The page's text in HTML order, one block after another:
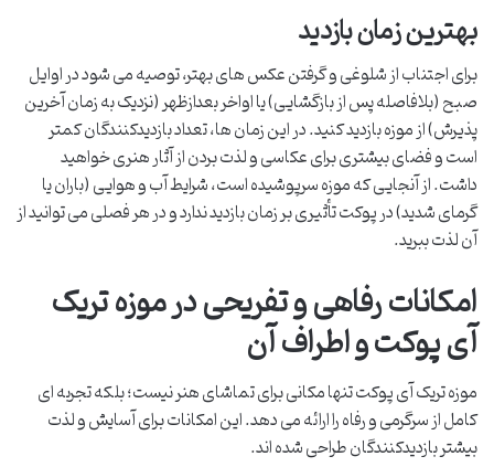
بهترین زمان بازدید
برای اجتناب از شلوغی و گرفتن عکس های بهتر، توصیه می شود در اوایل
صبح (بلافاصله پس از بازگشایی) یا اواخر بعدازظهر (نزدیک به زمان آخرین
پذیرش) از موزه بازدید کنید. در این زمان ها، تعداد بازدیدکنندگان کمتر
است و فضای بیشتری برای عکاسی و لذت بردن از آثار هنری خواهید
داشت. از آنجایی که موزه سرپوشیده است، شرایط آب و هوایی (باران یا
گرمای شدید) در پوکت تأثیری بر زمان بازدید ندارد و در هر فصلی می توانید از
آن لذت ببرید.
امکانات رفاهی و تفریحی در موزه تریک
آی پوکت و اطراف آن
موزه تریک آی پوکت تنها مکانی برای تماشای هنر نیست؛ بلکه تجربه ای
کامل از سرگرمی و رفاه را ارائه می دهد. این امکانات برای آسایش و لذت
بیشتر بازدیدکنندگان طراحی شده اند.